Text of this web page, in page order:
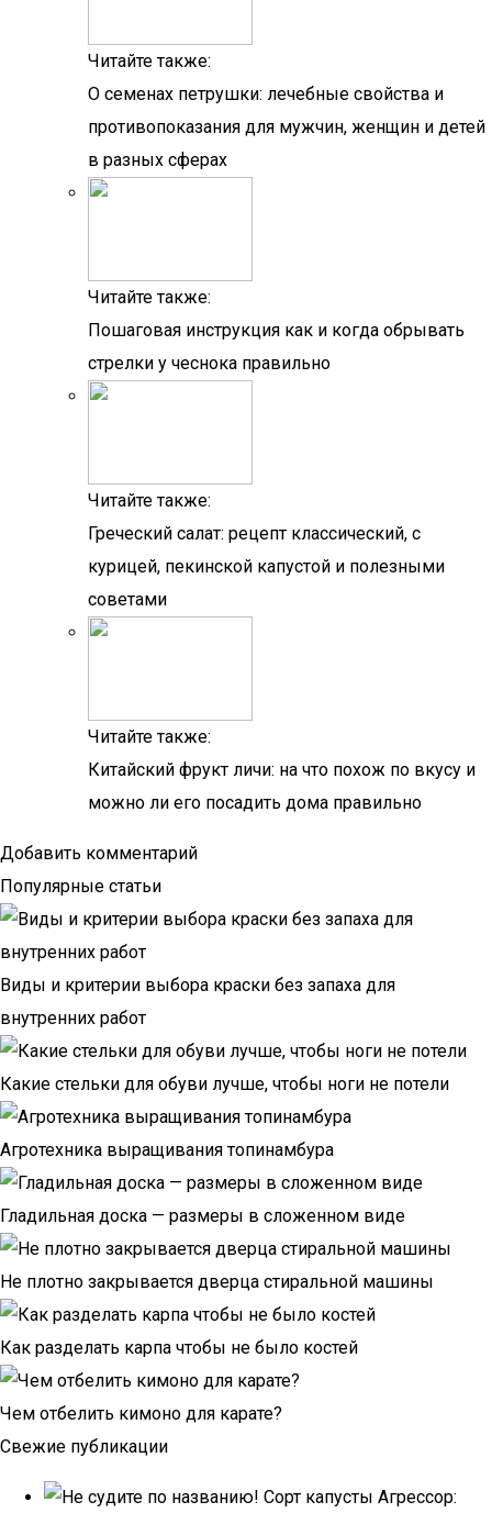
Читайте также:
О семенах петрушки: лечебные свойства и
противопоказания для мужчин, женщин и детей
в разных сферах
Читайте также:
Пошаговая инструкция как и когда обрывать
стрелки у чеснока правильно
Читайте также:
Греческий салат: рецепт классический, с
курицей, пекинской капустой и полезными
советами
Читайте также:
Китайский фрукт личи: на что похож по вкусу и
можно ли его посадить дома правильно
Добавить комментарий
Популярные статьи
Виды и критерии выбора краски без запаха для
внутренних работ
Какие стельки для обуви лучше, чтобы ноги не потели
Агротехника выращивания топинамбура
Гладильная доска — размеры в сложенном виде
Не плотно закрывается дверца стиральной машины
Как разделать карпа чтобы не было костей
Чем отбелить кимоно для карате?
Свежие публикации